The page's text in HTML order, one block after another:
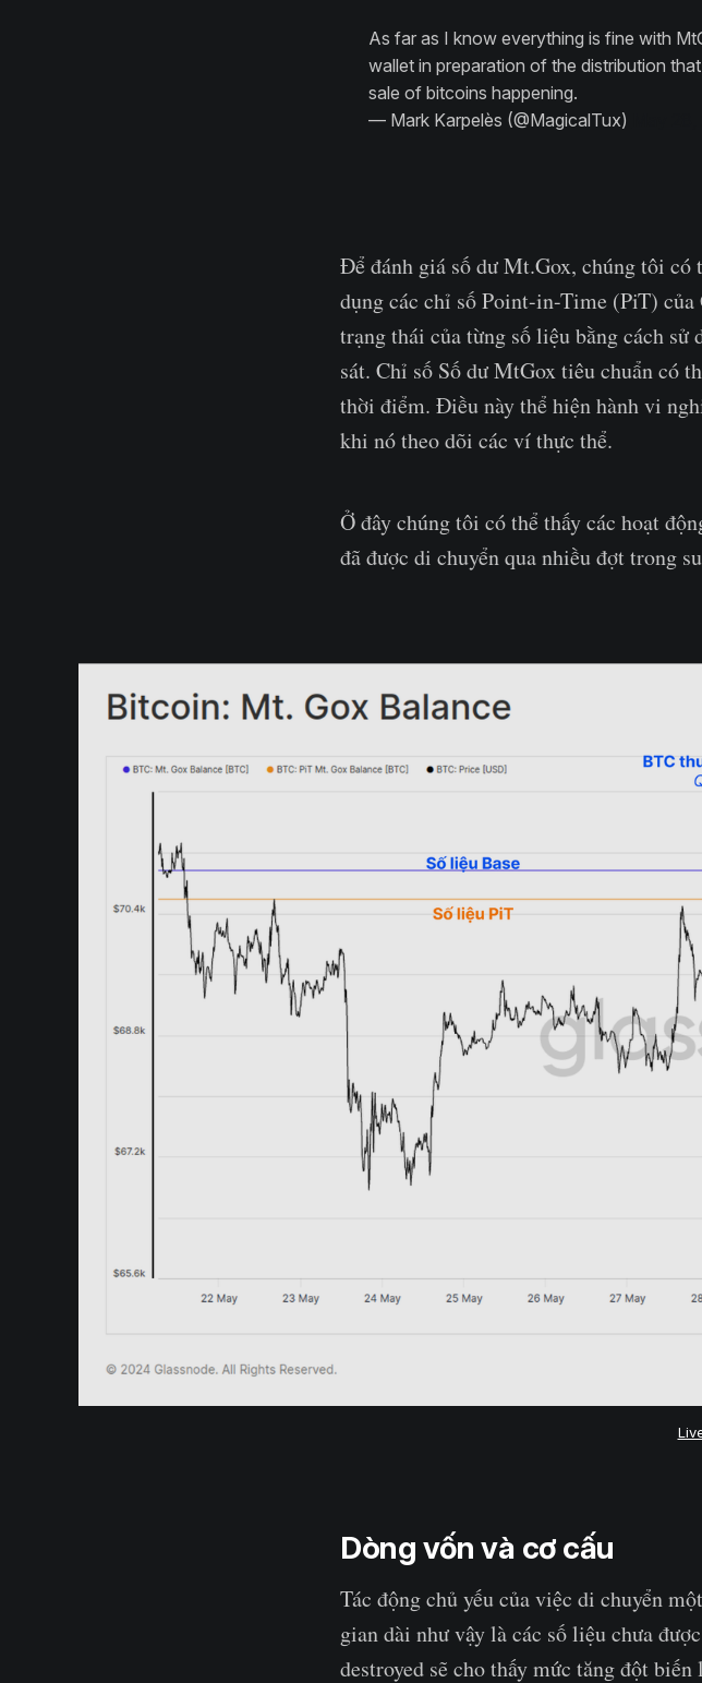
As far as I know everything is fine with
wallet in preparation of the distribution
sale of bitcoins happening.
— Mark Karpelès (@MagicalTux)
Để đánh giá số dư Mt.Gox, chúng tôi có
dụng các chỉ số Point-in-Time (PiT)
trạng thái của từng số liệu bằng cách
sát. Chỉ số Số dư MtGox tiêu chuẩn có
thời điểm. Điều này thể hiện hành vi
khi nó theo dõi các ví thực thể.
Ở đây chúng tôi có thể thấy các hoạt
đã được di chuyển qua nhiều đợt trong
Dòng vốn và cơ cấu
Tác động chủ yếu của việc di chuyển
gian dài như vậy là các số liệu chưa
destroyed sẽ cho thấy mức tăng đột